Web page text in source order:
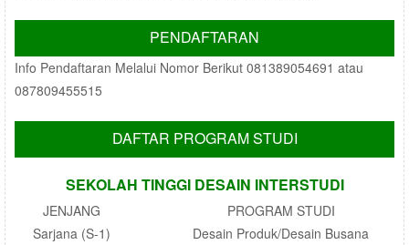
PENDAFTARAN
Info Pendaftaran Melalui Nomor Berikut 081389054691 atau
087809455515
DAFTAR PROGRAM STUDI
SEKOLAH TINGGI DESAIN INTERSTUDI
JENJANG
PROGRAM STUDI
Sarjana (S-1)
Desain Produk/Desain Busana